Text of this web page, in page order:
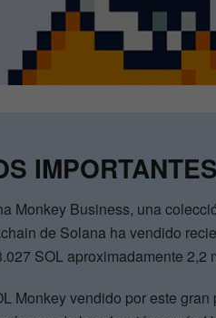
Monkey Business, una
de Solana ha vendido
SOL aproximadamente 2,2
Monkey vendido por este